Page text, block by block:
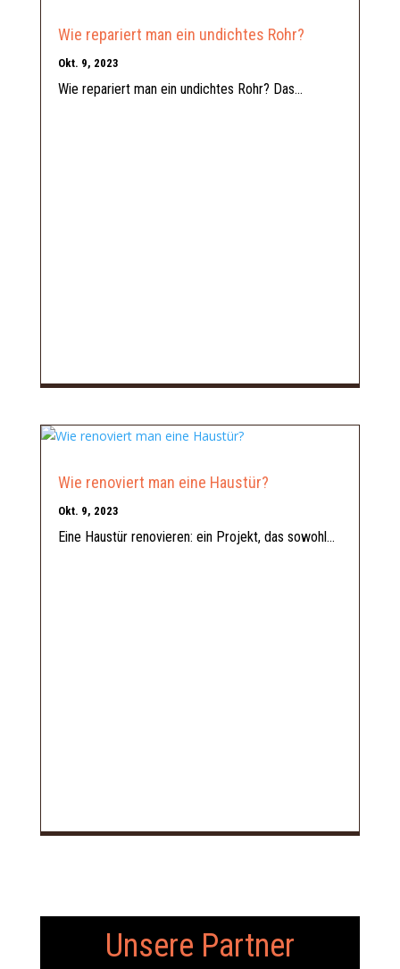
Wie repariert man ein undichtes Rohr?
Okt. 9, 2023
Wie repariert man ein undichtes Rohr? Das...
Wie renoviert man eine Haustür?
Okt. 9, 2023
Eine Haustür renovieren: ein Projekt, das sowohl...
Unsere Partner